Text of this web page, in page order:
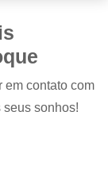
em contato com
sonhos!